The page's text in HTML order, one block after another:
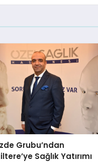
Grubu’ndan
Sağlık Yatırımı